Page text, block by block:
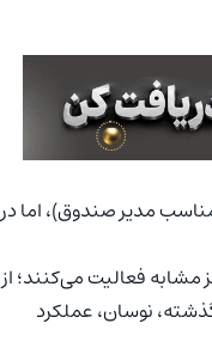
مدیر صندوق)، اما در
مشابه فعالیت می‌کنند؛ از
نوسان، عملکرد